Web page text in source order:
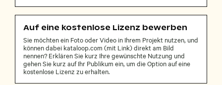
Auf eine kostenlose Lizenz bewerben
Sie möchten ein Foto oder Video in Ihrem Projekt nutzen, und
können dabei kataloop.com (mit Link) direkt am Bild
nennen? Erklären Sie kurz Ihre gewünschte Nutzung und
gehen Sie kurz auf Ihr Publikum ein, um die Option auf eine
kostenlose Lizenz zu erhalten.